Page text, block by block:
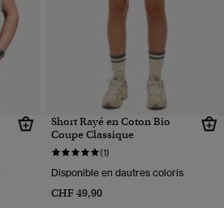
Short Rayé en Coton Bio
Coupe Classique
(1)
Disponible en dautres coloris
CHF 49,90